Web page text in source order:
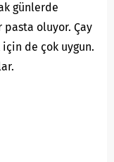
günlerde
oluyor. Çay
de çok uygun.